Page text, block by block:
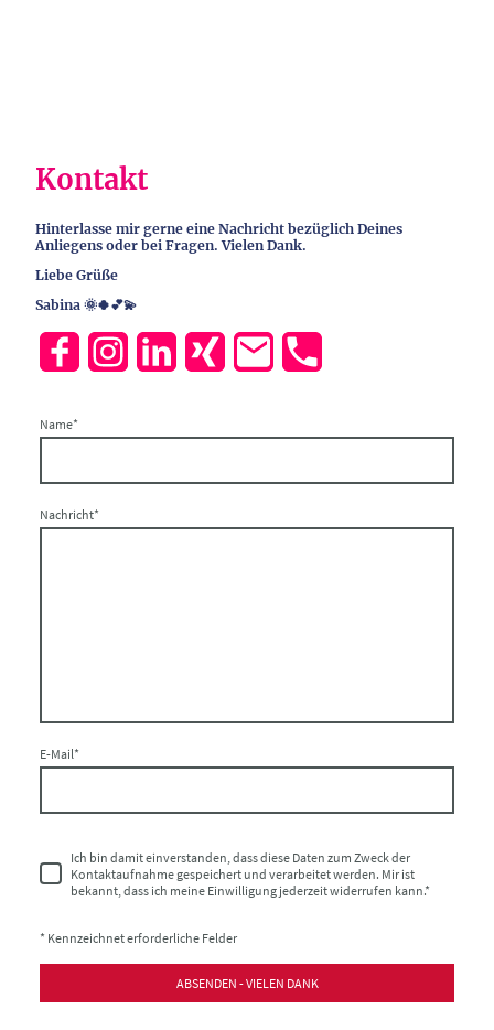
Kontakt
Hinterlasse mir gerne eine Nachricht bezüglich Deines
Anliegens oder bei Fragen. Vielen Dank.
Liebe Grüße
Sabina 🌞🍀💕💫
Name*
Nachricht*
E-Mail*
Ich bin damit einverstanden, dass diese Daten zum Zweck der
Kontaktaufnahme gespeichert und verarbeitet werden. Mir ist
bekannt, dass ich meine Einwilligung jederzeit widerrufen kann.*
* Kennzeichnet erforderliche Felder
ABSENDEN - VIELEN DANK